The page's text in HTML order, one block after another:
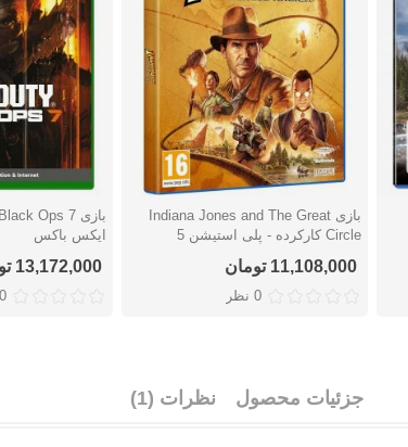
دوست داشتن
بازی Indiana Jones and The Great
Circle کارکرده - پلی استیشن 5
11,108,000 تومان
0 نظر
دوست
ایکس باکس
13,172,000 تومان
0 نظر
جزئیات محصول نظرات (1)